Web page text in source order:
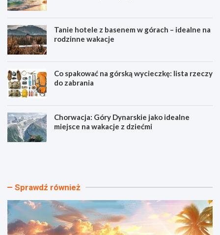
Tanie hotele z basenem w górach – idealne na
rodzinne wakacje
Co spakować na górską wycieczkę: lista rzeczy
do zabrania
Chorwacja: Góry Dynarskie jako idealne
miejsce na wakacje z dziećmi
N
ę
n
i
e
T
h
t
e
l
Sprawdź również